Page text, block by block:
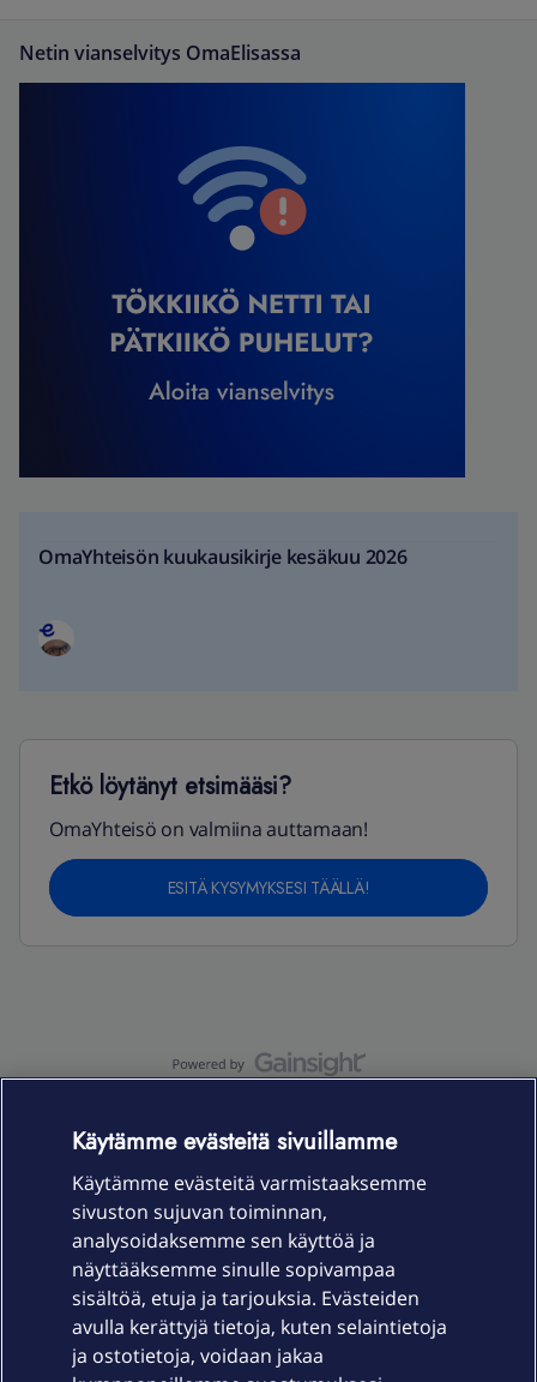
Netin vianselvitys OmaElisassa
OmaYhteisön kuukausikirje kesäkuu 2026
Etkö löytänyt etsimääsi?
OmaYhteisö on valmiina auttamaan!
ESITÄ KYSYMYKSESI TÄÄLLÄ!
Laitteet & liittymät
Palvelut
Käytämme evästeitä sivuillamme
Käytämme evästeitä varmistaaksemme
sivuston sujuvan toiminnan,
analysoidaksemme sen käyttöä ja
näyttääksemme sinulle sopivampaa
sisältöä, etuja ja tarjouksia. Evästeiden
avulla kerättyjä tietoja, kuten selaintietoja
ja ostotietoja, voidaan jakaa